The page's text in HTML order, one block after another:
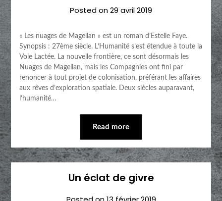
Posted on29 avril 2019
« Les nuages de Magellan » est un roman d’Estelle Faye.
Synopsis : 27ème siècle. L’Humanité s’est étendue à toute la
Voie Lactée. La nouvelle frontière, ce sont désormais les
Nuages de Magellan, mais les Compagnies ont fini par
renoncer à tout projet de colonisation, préférant les affaires
aux rêves d’exploration spatiale. Deux siècles auparavant,
l’humanité…
Read more
Un éclat de givre